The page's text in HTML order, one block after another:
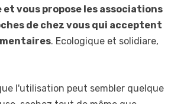
et vous propose les associations
de chez vous qui acceptent
. Ecologique et solidiare,
l'utilisation peut sembler quelque